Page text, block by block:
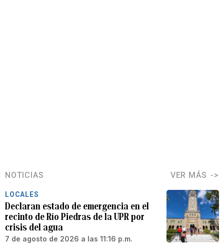
NOTICIAS VER MÁS
LOCALES
Declaran estado de emergencia en el
recinto de Río Piedras de la UPR por
crisis del agua
7 de agosto de 2026 a las 11:16 p.m.